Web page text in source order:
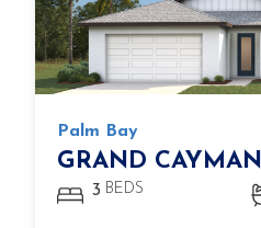
Palm Bay
GRAND CAYMAN
3 BEDS